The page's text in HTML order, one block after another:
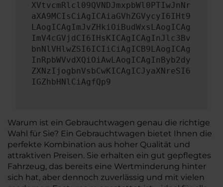
XVtvcmRlcl09QVNDJmxpbWl0PTIwJnNr
aXA9MCIsCiAgICAiaGVhZGVycyI6IHt9
LAogICAgImJvZHkiOiBudWxsLAogICAg
ImV4cGVjdCI6IHsKICAgICAgInJlc3Bv
bnNlVHlwZSI6ICIiCiAgICB9LAogICAg
InRpbWVvdXQiOiAwLAogICAgInByb2dy
ZXNzIjogbnVsbCwKICAgICJyaXNreSI6
IGZhbHNlCiAgfQp9
Warum ist ein Gebrauchtwagen genau die richtige
Wahl für Sie? Ein Gebrauchtwagen bietet Ihnen die
perfekte Kombination aus hoher Qualität und
attraktiven Preisen. Sie erhalten ein gut gepflegtes
Fahrzeug, das bereits eine Wertminderung hinter
sich hat, aber dennoch zuverlässig und mit vielen